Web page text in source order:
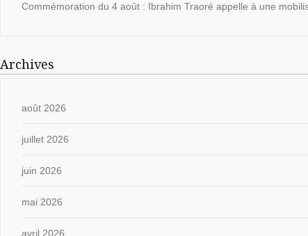
Commémoration du 4 août : Ibrahim Traoré appelle à une
Archives
août 2026
juillet 2026
juin 2026
mai 2026
avril 2026